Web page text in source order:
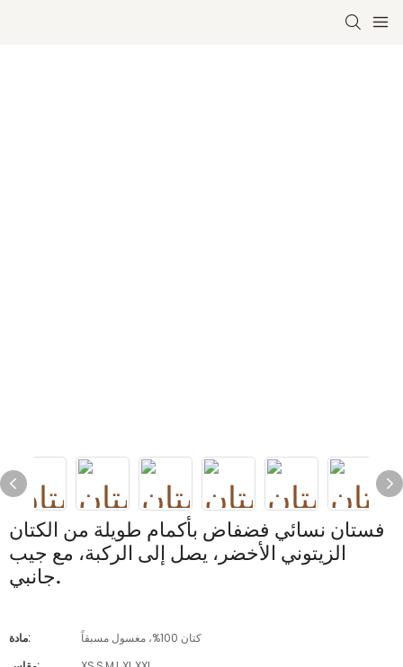
فستان نسائي فضفاض بأكمام طويلة من الكتان
الزيتوني الأخضر، يصل إلى الركبة، مع جيب
جانبي.
مادة:
كتان 100%، مغسول مسبقاً